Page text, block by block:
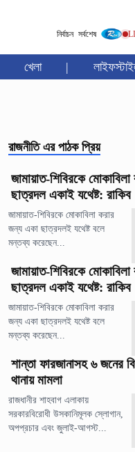
নির্বাচন সর্বশেষ
খেলা |
রাজনীতি এর পাঠক প্রিয়
জামায়াত-শিবিরকে
ছাত্রদল একাই যথেষ্ট: রাকিব
জামায়াত-শিবিরকে মোকাবিলা করার
জন্য একা ছাত্রদলই যথেষ্ট বলে
মন্তব্য করেছেন...
জামায়াত-শিবিরকে
ছাত্রদল একাই যথেষ্ট: রাকিব
জামায়াত-শিবিরকে মোকাবিলা করার
জন্য একা ছাত্রদলই যথেষ্ট বলে
মন্তব্য করেছেন...
শান্তা ফারজানাসহ ৬ জনের
থানায় মামলা
রাজধানীর শাহবাগ এলাকায়
সরকারবিরোধী উসকানিমূলক স্লোগান,
অপপ্রচার এবং জুলাই-আগস্ট...